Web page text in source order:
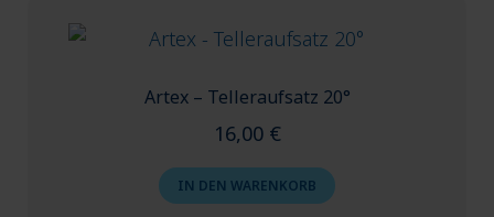
Artex – Telleraufsatz 20°
16,00 €
IN DEN WARENKORB